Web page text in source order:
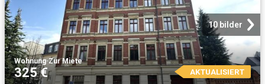
10 bilder
Wohnung·Zur Miete
325 € AKTUALISIERT